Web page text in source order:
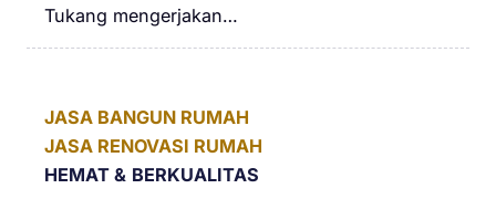
Tukang mengerjakan…
JASA BANGUN RUMAH
JASA RENOVASI RUMAH
HEMAT & BERKUALITAS